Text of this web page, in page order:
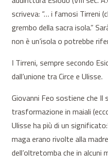
scriveva: “… i famosi Tirreni
grembo della sacra isola.”
non è un’isola o potrebbe
I Tirreni, sempre secondo
dall’unione tra Circe e Ulisse.
Giovanni Feo sostiene che
trasformazione in maiali
Ulisse ha più di un
maga erano rivolte alla
dell’oltretomba che in